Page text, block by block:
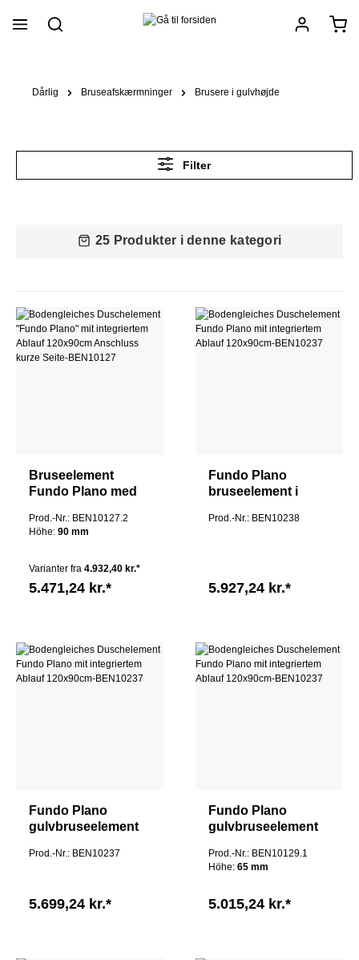
Dårlig Bruseafskærmninger Brusere i gulvhøjde
Filter
25 Produkter i denne kategori
Bruseelement
Fundo Plano med
120x90x9cm
Tilslutning kort side
Prod.-Nr.: BEN10127.2
Höhe: 90 mm
Varianter fra 4.932,40 kr.*
5.471,24 kr.*
Fundo Plano
bruseelement i
integreret afløb
Prod.-Nr.: BEN10238
5.927,24 kr.*
Fundo Plano
gulvbruseelement
120x90cm
Prod.-Nr.: BEN10237
5.699,24 kr.*
Fundo Plano
gulvbruseelement
140x90x6,5cm
Prod.-Nr.: BEN10129.1
Höhe: 65 mm
5.015,24 kr.*